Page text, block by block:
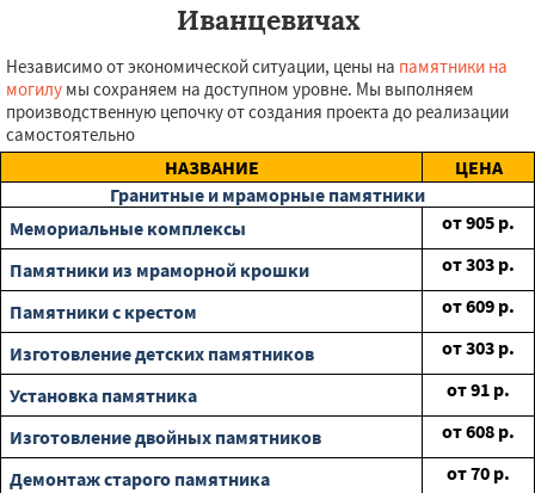
Иванцевичах
Независимо от экономической ситуации, цены на памятники на
могилу мы сохраняем на доступном уровне. Мы выполняем
производственную цепочку от создания проекта до реализации
самостоятельно
НАЗВАНИЕ
ЦЕНА
Гранитные и мраморные памятники
Мемориальные комплексы
от905 р.
Памятники из мраморной крошки
от303 р.
Памятники с крестом
от609 р.
Изготовление детских памятников
от303 р.
Установка памятника
от91 р.
Изготовление двойных памятников
от608 р.
Демонтаж старого памятника
от70 р.